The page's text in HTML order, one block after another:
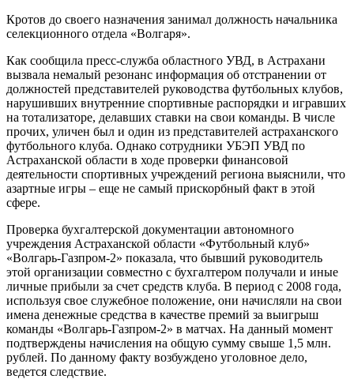
Кротов до своего назначения занимал должность начальника
селекционного отдела «Волгаря».
Как сообщила пресс-служба областного УВД, в Астрахани
вызвала немалый резонанс информация об отстранении от
должностей представителей руководства футбольных клубов,
нарушивших внутренние спортивные распорядки и игравших
на тотализаторе, делавших ставки на свои команды. В числе
прочих, уличен был и один из представителей астраханского
футбольного клуба. Однако сотрудники УБЭП УВД по
Астраханской области в ходе проверки финансовой
деятельности спортивных учреждений региона выяснили, что
азартные игры – еще не самый прискорбный факт в этой
сфере.
Проверка бухгалтерской документации автономного
учреждения Астраханской области «Футбольный клуб»
«Волгарь-Газпром-2» показала, что бывший руководитель
этой организации совместно с бухгалтером получали и иные
личные прибыли за счет средств клуба. В период с 2008 года,
используя свое служебное положение, они начисляли на свои
имена денежные средства в качестве премий за выигрыш
команды «Волгарь-Газпром-2» в матчах. На данный момент
подтверждены начисления на общую сумму свыше 1,5 млн.
рублей. По данному факту возбуждено уголовное дело,
ведется следствие.